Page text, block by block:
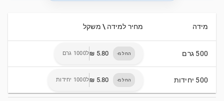
מידה מחיר למידה \ משקל
500 גרם החל מ- ל1000 גרם
500 יחידות החל מ- ל1000 יחידות